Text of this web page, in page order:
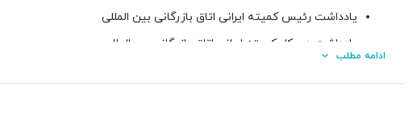
یادداشت رئیس کمیته ایرانی اتاق بازرگانی بین المللی
یادداشت دبیرکل کمیته ایرانی اتاق بازرگانی بین‌المللی
ادامه مطلب